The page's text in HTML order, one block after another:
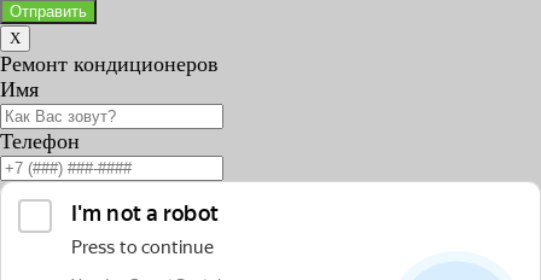
Отправить
X
Ремонт кондиционеров
Имя
Телефон